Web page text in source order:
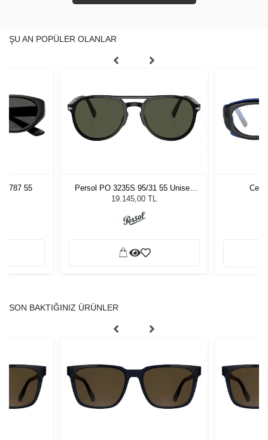
ŞU AN POPÜLER OLANLAR
55
Persol PO 3235S 95/31 55 Unisex
Güneş Gözlüğü
19.145,00 TL
SON BAKTIĞINIZ ÜRÜNLER